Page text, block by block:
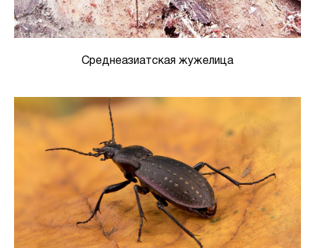
Среднеазиатская жужелица